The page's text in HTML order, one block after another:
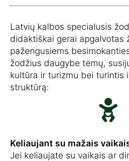
Latvių kalbos specialusis
didaktiškai gerai apgalvotas
pažengusiems
žodžius daugybe temų,
kultūra ir turizmu bei turintis
struktūrą:
Keliaujant su mažais
Jei keliaujate su vaikais ar